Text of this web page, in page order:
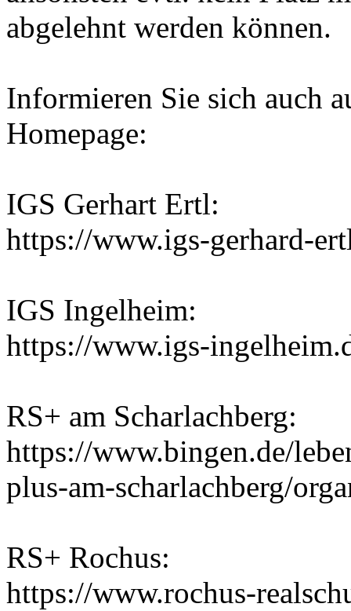
abgelehnt werden können.
Informieren Sie sich auch
Homepage:
IGS Gerhart Ertl:
https://www.igs-gerhard-
IGS Ingelheim:
https://www.igs-
RS+ am Scharlachberg:
https://www.bingen.de/
plus-am-scharlachberg/
RS+ Rochus:
https://www.rochus-